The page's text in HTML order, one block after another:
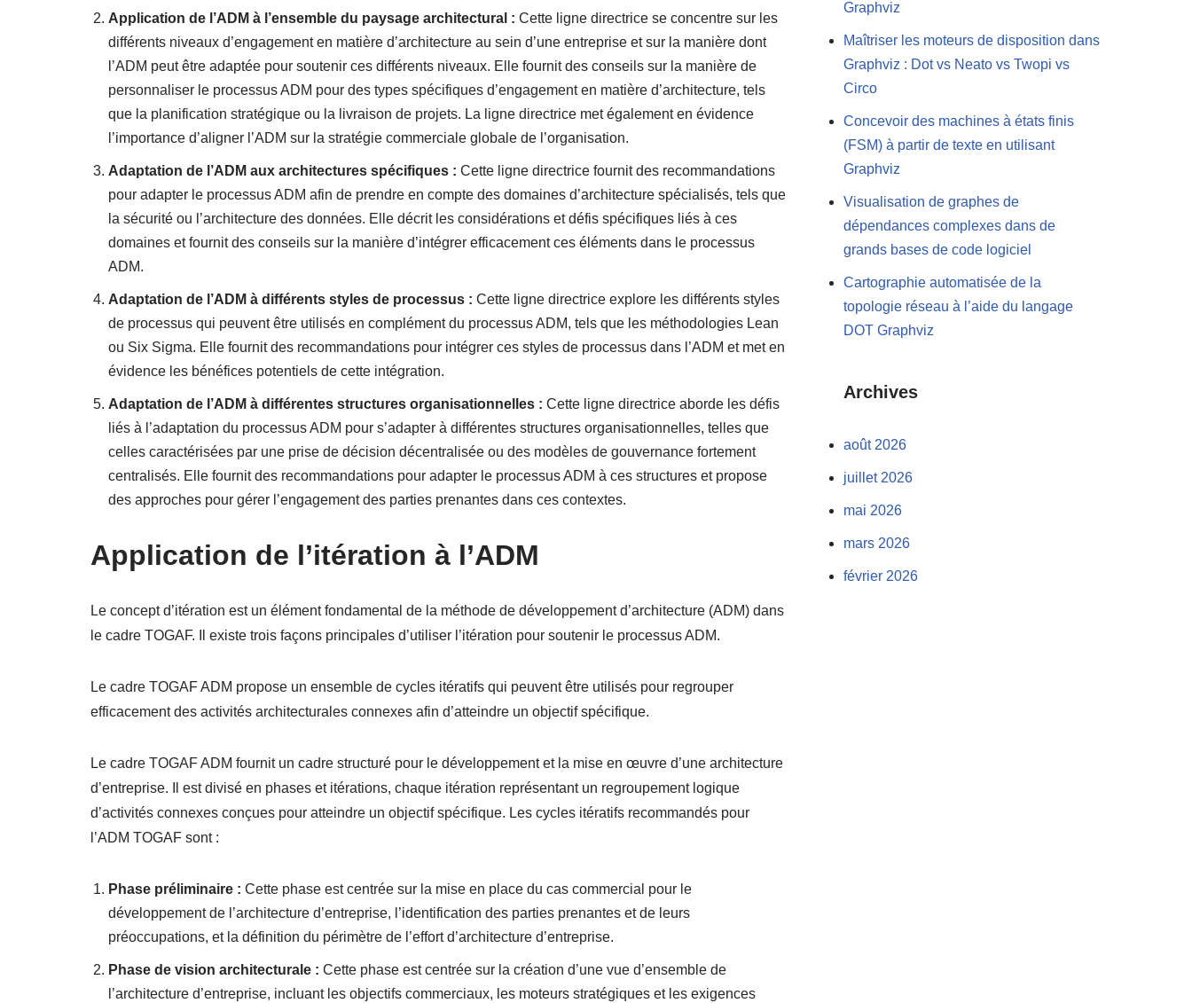
Application de l’ADM à l’ensemble du paysage architectural : Cette ligne directrice se concentre sur les
différents niveaux d’engagement en matière d’architecture au sein d’une entreprise et sur la manière dont
l’ADM peut être adaptée pour soutenir ces différents niveaux. Elle fournit des conseils sur la manière de
personnaliser le processus ADM pour des types spécifiques d’engagement en matière d’architecture, tels
que la planification stratégique ou la livraison de projets. La ligne directrice met également en évidence
l’importance d’aligner l’ADM sur la stratégie commerciale globale de l’organisation.
Adaptation de l’ADM aux architectures spécifiques : Cette ligne directrice fournit des recommandations
pour adapter le processus ADM afin de prendre en compte des domaines d’architecture spécialisés, tels que
la sécurité ou l’architecture des données. Elle décrit les considérations et défis spécifiques liés à ces
domaines et fournit des conseils sur la manière d’intégrer efficacement ces éléments dans le processus
ADM.
Adaptation de l’ADM à différents styles de processus : Cette ligne directrice explore les différents styles
de processus qui peuvent être utilisés en complément du processus ADM, tels que les méthodologies Lean
ou Six Sigma. Elle fournit des recommandations pour intégrer ces styles de processus dans l’ADM et met en
évidence les bénéfices potentiels de cette intégration.
Adaptation de l’ADM à différentes structures organisationnelles : Cette ligne directrice aborde les défis
liés à l’adaptation du processus ADM pour s’adapter à différentes structures organisationnelles, telles que
celles caractérisées par une prise de décision décentralisée ou des modèles de gouvernance fortement
centralisés. Elle fournit des recommandations pour adapter le processus ADM à ces structures et propose
des approches pour gérer l’engagement des parties prenantes dans ces contextes.
Application de l’itération à l’ADM
Le concept d’itération est un élément fondamental de la méthode de développement d’architecture (ADM) dans
le cadre TOGAF. Il existe trois façons principales d’utiliser l’itération pour soutenir le processus ADM.
Le cadre TOGAF ADM propose un ensemble de cycles itératifs qui peuvent être utilisés pour regrouper
efficacement des activités architecturales connexes afin d’atteindre un objectif spécifique.
Le cadre TOGAF ADM fournit un cadre structuré pour le développement et la mise en œuvre d’une architecture
d’entreprise. Il est divisé en phases et itérations, chaque itération représentant un regroupement logique
d’activités connexes conçues pour atteindre un objectif spécifique. Les cycles itératifs recommandés pour
l’ADM TOGAF sont :
Phase préliminaire : Cette phase est centrée sur la mise en place du cas commercial pour le
développement de l’architecture d’entreprise, l’identification des parties prenantes et de leurs
préoccupations, et la définition du périmètre de l’effort d’architecture d’entreprise.
Phase de vision architecturale : Cette phase est centrée sur la création d’une vue d’ensemble de
l’architecture d’entreprise, incluant les objectifs commerciaux, les moteurs stratégiques et les exigences
Graphviz
Maîtriser les moteurs de disposition dans
Graphviz : Dot vs Neato vs Twopi vs
Circo
Concevoir des machines à états finis
(FSM) à partir de texte en utilisant
Graphviz
Visualisation de graphes de
dépendances complexes dans de
grands bases de code logiciel
Cartographie automatisée de la
topologie réseau à l’aide du langage
DOT Graphviz
Archives
août 2026
juillet 2026
mai 2026
mars 2026
février 2026